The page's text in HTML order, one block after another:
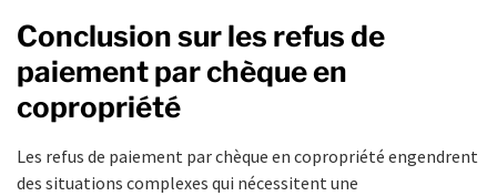
Conclusion sur les refus de
paiement par chèque en
copropriété
Les refus de paiement par chèque en copropriété engendrent
des situations complexes qui nécessitent une